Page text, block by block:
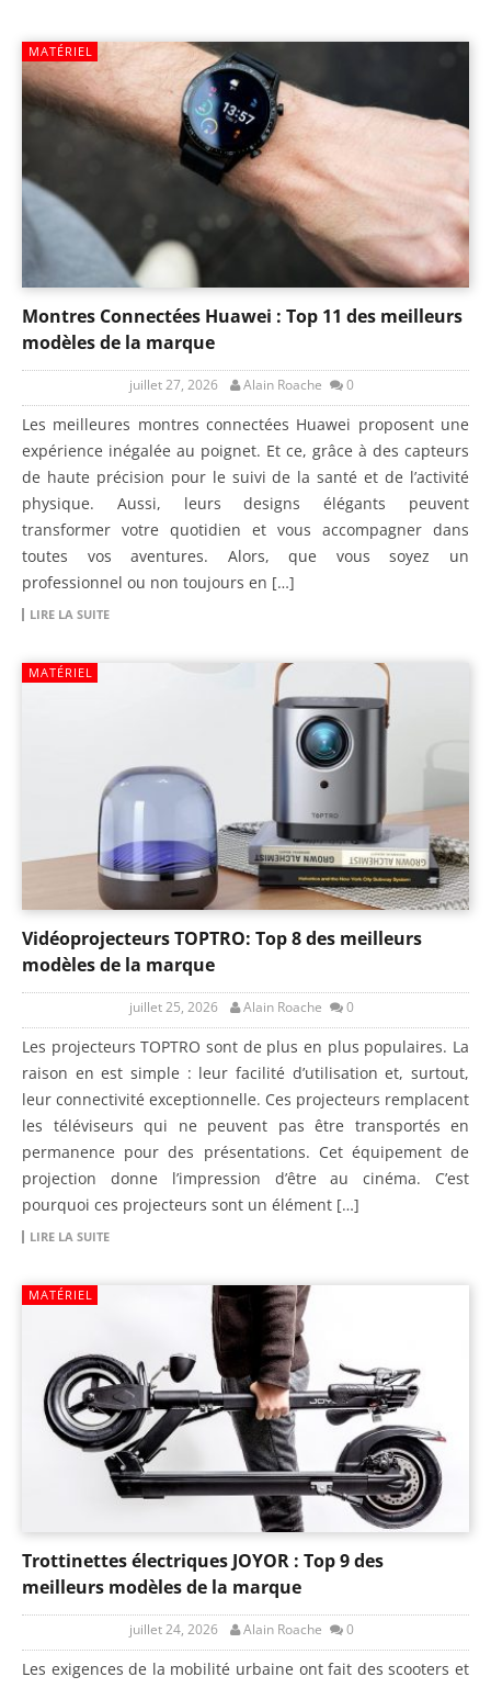
MATÉRIEL
Montres Connectées Huawei : Top 11 des meilleurs
modèles de la marque
juillet 27, 2026 Alain Roache 0
Les meilleures montres connectées Huawei proposent une
expérience inégalée au poignet. Et ce, grâce à des capteurs
de haute précision pour le suivi de la santé et de l’activité
physique. Aussi, leurs designs élégants peuvent
transformer votre quotidien et vous accompagner dans
toutes vos aventures. Alors, que vous soyez un
professionnel ou non toujours en […]
LIRE LA SUITE
MATÉRIEL
Vidéoprojecteurs TOPTRO: Top 8 des meilleurs
modèles de la marque
juillet 25, 2026 Alain Roache 0
Les projecteurs TOPTRO sont de plus en plus populaires. La
raison en est simple : leur facilité d’utilisation et, surtout,
leur connectivité exceptionnelle. Ces projecteurs remplacent
les téléviseurs qui ne peuvent pas être transportés en
permanence pour des présentations. Cet équipement de
projection donne l’impression d’être au cinéma. C’est
pourquoi ces projecteurs sont un élément […]
LIRE LA SUITE
MATÉRIEL
Trottinettes électriques JOYOR : Top 9 des
meilleurs modèles de la marque
juillet 24, 2026 Alain Roache 0
Les exigences de la mobilité urbaine ont fait des scooters et